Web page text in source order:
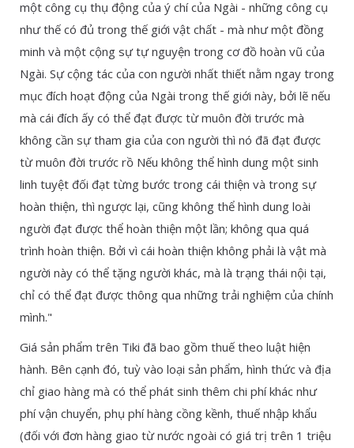
một công cụ thụ động của ý chí của Ngài - những công cụ
như thế có đủ trong thế giới vật chất - mà như một đồng
minh và một cộng sự tự nguyện trong cơ đồ hoàn vũ của
Ngài. Sự cộng tác của con người nhất thiết nằm ngay trong
mục đích hoạt động của Ngài trong thế giới này, bởi lẽ nếu
mà cái đích ấy có thể đạt được từ muôn đời trước mà
không cần sự tham gia của con người thì nó đã đạt được
từ muôn đời trước rồ Nếu không thể hình dung một sinh
linh tuyệt đối đạt từng bước trong cái thiện và trong sự
hoàn thiện, thì ngược lại, cũng không thể hình dung loài
người đạt được thể hoàn thiện một lần; không qua quá
trình hoàn thiện. Bởi vì cái hoàn thiện không phải là vật mà
người này có thể tặng người khác, mà là trạng thái nội tại,
chỉ có thể đạt được thông qua những trải nghiệm của chính
mình."
Giá sản phẩm trên Tiki đã bao gồm thuế theo luật hiện
hành. Bên cạnh đó, tuỳ vào loại sản phẩm, hình thức và địa
chỉ giao hàng mà có thể phát sinh thêm chi phí khác như
phí vận chuyển, phụ phí hàng cồng kềnh, thuế nhập khẩu
(đối với đơn hàng giao từ nước ngoài có giá trị trên 1 triệu